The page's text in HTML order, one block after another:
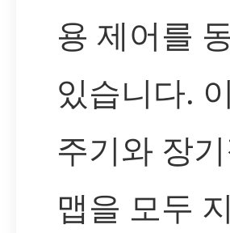
용 제어를
있습니다.
주기와 장
맵을 모두